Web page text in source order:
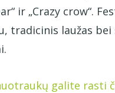
ir „Crazy crow“.
tradicinis laužas
galite rasti